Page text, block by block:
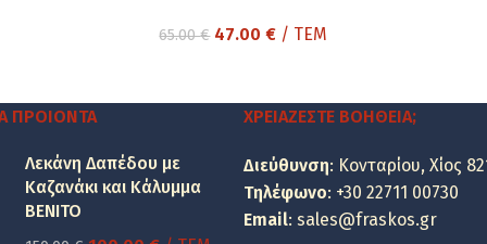
65.00€ Original
65.00 €.
47.00€Η
είναι:
47.00 €.
/ ΤΕΜ
ΠΡΟΙΌΝΤΑ
Λεκάνη Δαπέδου με
Καζανάκι και Κάλυμμα
BENITO
ΧΡΕΙΆΖΕΣΤΕ ΒΟΉΘΕΙΑ;
Διεύθυνση: Κονταρίου, Χίος
Τηλέφωνο: +30 22711 00730
Email: sales@fraskos.gr